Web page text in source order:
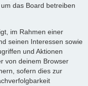
das Board betreiben
im Rahmen einer
seinen Interessen sowie
und Aktionen
von deinem Browser
sofern dies zur